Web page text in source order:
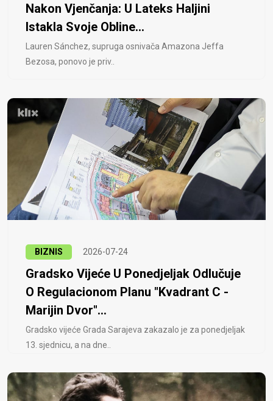
Nakon Vjenčanja: U Lateks Haljini
Istakla Svoje Obline...
Lauren Sánchez, supruga osnivača Amazona Jeffa
Bezosa, ponovo je priv..
BIZNIS 2026-07-24
Gradsko Vijeće U Ponedjeljak Odlučuje
O Regulacionom Planu "Kvadrant C -
Marijin Dvor"...
Gradsko vijeće Grada Sarajeva zakazalo je za ponedjeljak
13. sjednicu, a na dne..